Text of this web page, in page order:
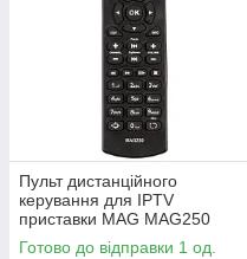
Пульт дистанційного
керування для IPTV
приставки MAG MAG250
Готово до відправки 1 од.